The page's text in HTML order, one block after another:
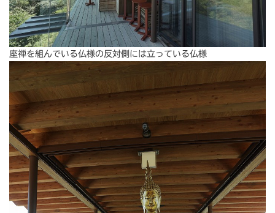
座禅を組んでいる仏様の反対側には立っている仏様